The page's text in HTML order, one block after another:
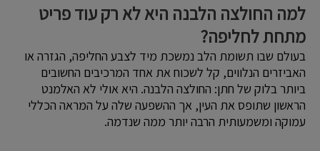
למה החולצה הלבנה היא לא רק עוד פריט
מתחת לחליפה?
בעולם שבו תשומת הלב נמשכת מיד לצבע החליפה, הגזרה או
האביזרים הנלווים, קל לשכוח את אחד המרכיבים החשובים
ביותר בלוק של חתן: החולצה הלבנה. היא אולי לא האלמנט
הראשון שתופס את העין, אך ההשפעה שלה על המראה הכללי
עמוקה ומשמעותית הרבה יותר ממה שנדמה.